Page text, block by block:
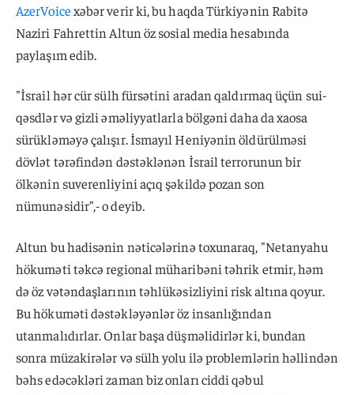
AzerVoicexəbər verir ki, bu haqda Türkiyənin Rabitə
Naziri Fahrettin Altun öz sosial media hesabında
paylaşım edib.
"İsrail hər cür sülh fürsətini aradan qaldırmaq üçün sui-
qəsdlər və gizli əməliyyatlarla bölgəni daha da xaosa
sürükləməyə çalışır. İsmayıl Heniyənin öldürülməsi
dövlət tərəfindən dəstəklənən İsrail terrorunun bir
ölkənin suverenliyini açıq şəkildə pozan son
nümunəsidir”,- o deyib.
Altun bu hadisənin nəticələrinə toxunaraq, "Netanyahu
hökuməti təkcə regional müharibəni təhrik etmir, həm
də öz vətəndaşlarının təhlükəsizliyini risk altına qoyur.
Bu hökuməti dəstəkləyənlər öz insanlığından
utanmalıdırlar. Onlar başa düşməlidirlər ki, bundan
sonra müzakirələr və sülh yolu ilə problemlərin həllindən
bəhs edəcəkləri zaman biz onları ciddi qəbul